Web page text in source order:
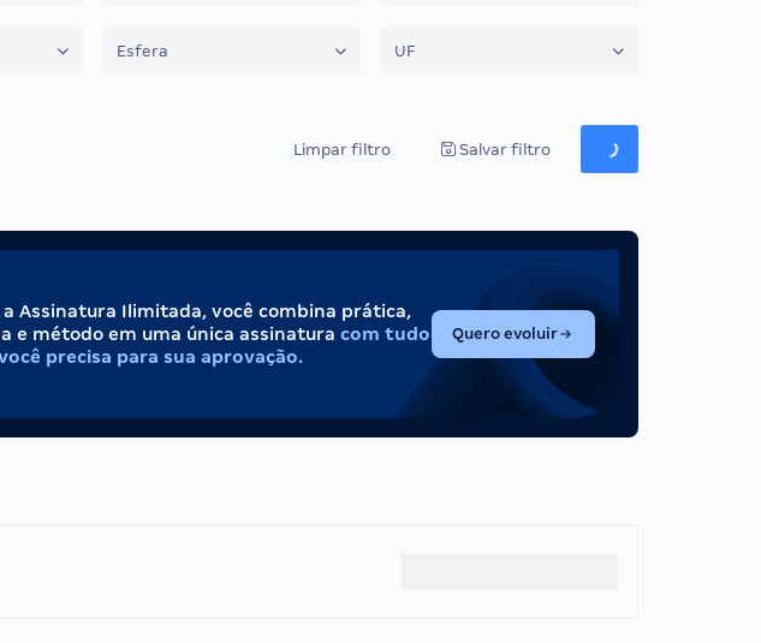
Esfera UF
Limpar filtro Salvar filtro
a Assinatura Ilimitada, você combina prática,
e método em uma única assinatura com tudo
precisa para sua aprovação.
Quero evoluir(abre em nova aba)